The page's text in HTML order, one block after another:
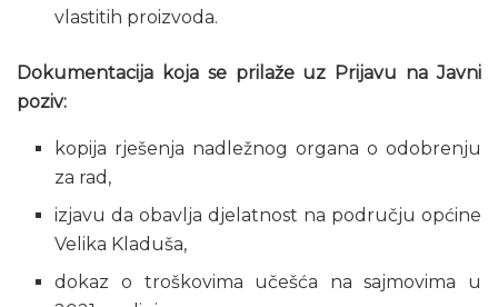
vlastitih proizvoda.
Dokumentacija koja se prilaže uz Prijavu na Javni
poziv:
kopija rješenja nadležnog organa o odobrenju
za rad,
izjavu da obavlja djelatnost na području općine
Velika Kladuša,
dokaz o troškovima učešća na sajmovima u